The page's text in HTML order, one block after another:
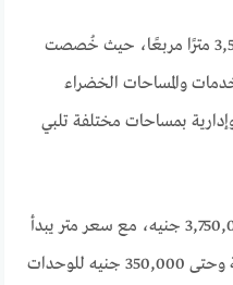
ويمتد المشروع على مساحة حوالي 3,581 مترًا مربعًا، حيث خُصصت
للخدمات والمساحات الخضراء
بمساحات مختلفة تلبي
وتبدأ أسعار الوحدات من حوالي 3,750,000 جنيه، مع سعر متر يبدأ
من 110,000 جنيه للوحدات الإدارية وحتى 350,000 جنيه للوحدات